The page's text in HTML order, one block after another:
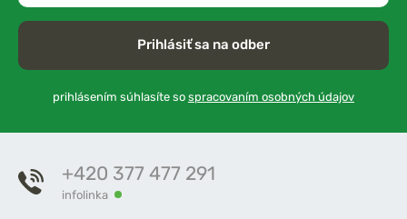
Prihlásiť sa na odber
prihlásením súhlasíte so spracovaním osobných údajov
+420 377 477 291
infolinka